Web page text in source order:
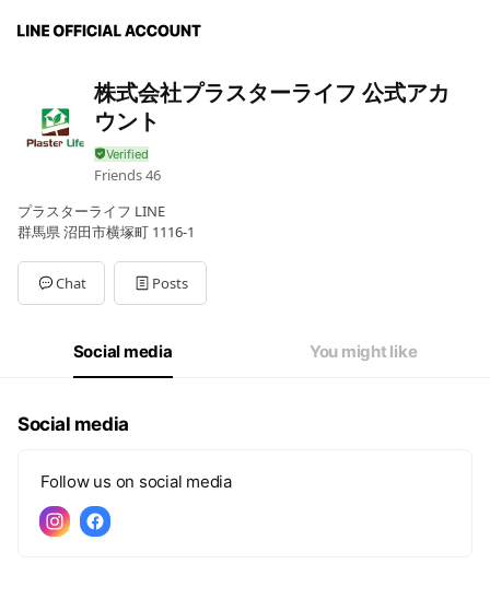
株式会社プラスターライフ 公式アカ
ウント
Friends46
プラスターライフ LINE
群馬県 沼田市横塚町 1116-1
Chat Posts
Social media You might like
Social media
Follow us on social media